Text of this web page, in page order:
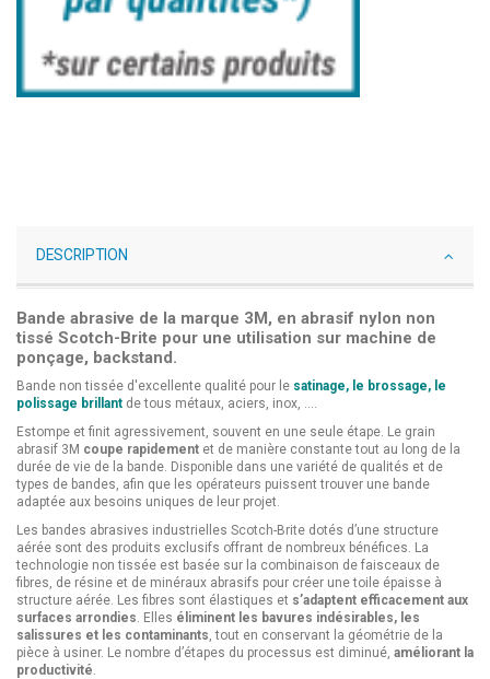
DESCRIPTION
Bande abrasive de la marque 3M, en abrasif nylon non
tissé Scotch-Brite pour une utilisation sur machine de
ponçage, backstand.
Bande non tissée d'excellente qualité pour le satinage, le brossage, le
polissage brillant de tous métaux, aciers, inox, ....
Estompe et finit agressivement, souvent en une seule étape. Le grain
abrasif 3M coupe rapidement et de manière constante tout au long de la
durée de vie de la bande. Disponible dans une variété de qualités et de
types de bandes, afin que les opérateurs puissent trouver une bande
adaptée aux besoins uniques de leur projet.
Les bandes abrasives industrielles Scotch-Brite dotés d’une structure
aérée sont des produits exclusifs offrant de nombreux bénéfices. La
technologie non tissée est basée sur la combinaison de faisceaux de
fibres, de résine et de minéraux abrasifs pour créer une toile épaisse à
structure aérée. Les fibres sont élastiques et s’adaptent efficacement aux
surfaces arrondies . Elles éliminent les bavures indésirables, les
salissures et les contaminants , tout en conservant la géométrie de la
pièce à usiner. Le nombre d’étapes du processus est diminué, améliorant la
productivité